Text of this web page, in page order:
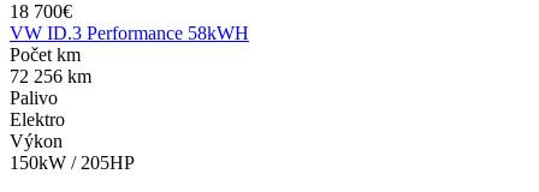
18 700€
VW ID.3 Performance 58kWH
Počet km
72 256 km
Palivo
Elektro
Výkon
150kW / 205HP